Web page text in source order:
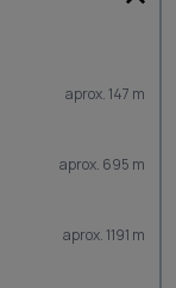
aprox. 147 m
aprox. 695 m
aprox. 1191 m